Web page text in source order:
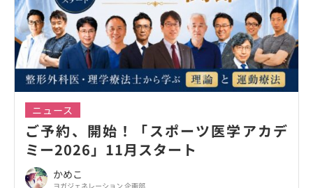
ニュース
ご予約、開始！「スポーツ医学アカデ
ミー2026」11月スタート
かめこ
ヨガジェネレーション 企画部